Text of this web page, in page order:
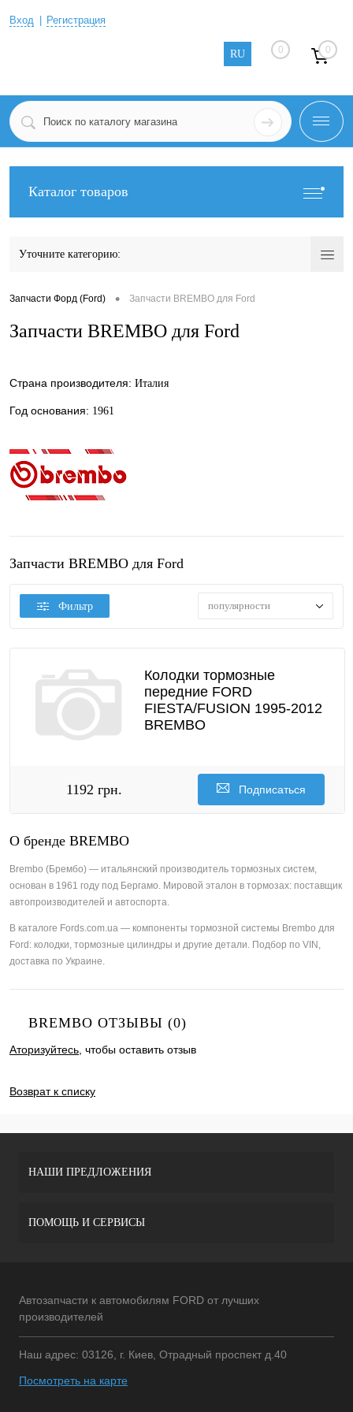
Вход Регистрация
RU 0 0
Каталог товаров
Уточните категорию:
Запчасти Форд (Ford) • Запчасти BREMBO для Ford
Запчасти BREMBO для Ford
Страна производителя: Италия
Год основания: 1961
Запчасти BREMBO для Ford
Фильтр популярности
Колодки тормозные
передние FORD
FIESTA/FUSION 1995-2012
BREMBO
1192 грн. Подписаться
О бренде BREMBO
Brembo (Брембо) — итальянский производитель тормозных систем,
основан в 1961 году под Бергамо. Мировой эталон в тормозах: поставщик
автопроизводителей и автоспорта.
В каталоге Fords.com.ua — компоненты тормозной системы Brembo для
Ford: колодки, тормозные цилиндры и другие детали. Подбор по VIN,
доставка по Украине.
BREMBO ОТЗЫВЫ (0)
Аторизуйтесь , чтобы оставить отзыв
Возврат к списку
НАШИ ПРЕДЛОЖЕНИЯ
ПОМОЩЬ И СЕРВИСЫ
Автозапчасти к автомобилям FORD от лучших
производителей
Наш адрес: 03126, г. Киев, Отрадный проспект д.40
Посмотреть на карте